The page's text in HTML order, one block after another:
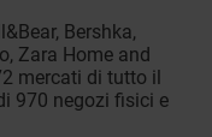
Bershka,
Zara Home and
mercati di tutto il
970 negozi fisici e